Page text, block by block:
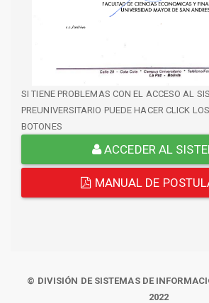
SI TIENE PROBLEMAS CON EL ACCESO AL
PREUNIVERSITARIO PUEDE HACER CLICK
BOTONES
ACCEDER AL
MANUAL DE
© DIVISIÓN DE SISTEMAS DE
2022